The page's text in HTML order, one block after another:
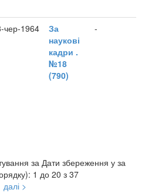
чер-1964
За
наукові
кадри .
№18
(790)
-
за Дати збереження у за
1 до 20 з 37
далі >